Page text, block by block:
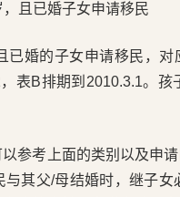
且已婚子女申请移民
已婚的子女申请移民，
表B排期到2010.3.1。
参考上面的类别以及申
与其父/母结婚时，继子